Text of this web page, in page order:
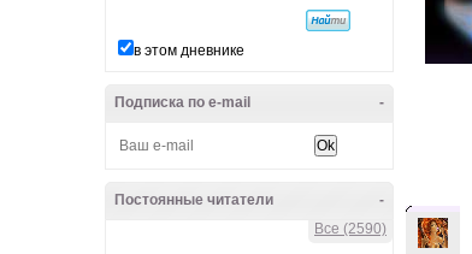
в этом дневнике
-
Подписка по e-mail
-
Постоянные читатели
Все (2590)